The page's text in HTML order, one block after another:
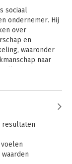
sociaal
ondernemer. Hij
over
en
waaronder
naar
boeken
Serious
P&A
enkele jaren
auteur
van der
resultaten